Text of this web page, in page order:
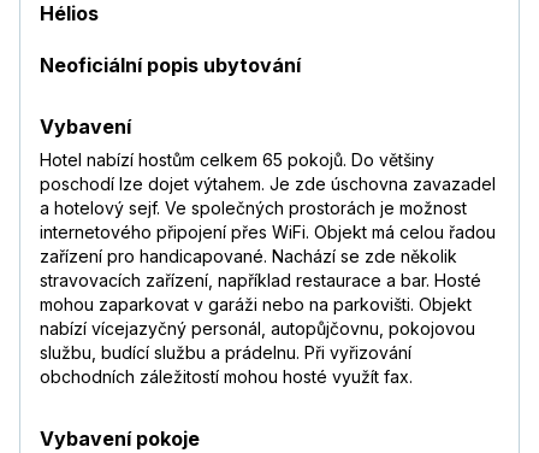
Hélios
Neoficiální popis ubytování
Vybavení
Hotel nabízí hostům celkem 65 pokojů. Do většiny
poschodí lze dojet výtahem. Je zde úschovna zavazadel
a hotelový sejf. Ve společných prostorách je možnost
internetového připojení přes WiFi. Objekt má celou řadou
zařízení pro handicapované. Nachází se zde několik
stravovacích zařízení, například restaurace a bar. Hosté
mohou zaparkovat v garáži nebo na parkovišti. Objekt
nabízí vícejazyčný personál, autopůjčovnu, pokojovou
službu, budící službu a prádelnu. Při vyřizování
obchodních záležitostí mohou hosté využít fax.
Vybavení pokoje